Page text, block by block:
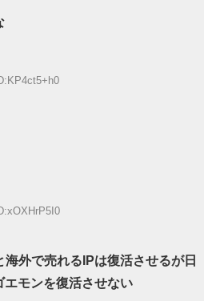
外で売れるIPは復活させるが日
モンを復活させない